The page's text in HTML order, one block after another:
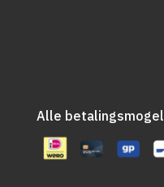
Alle